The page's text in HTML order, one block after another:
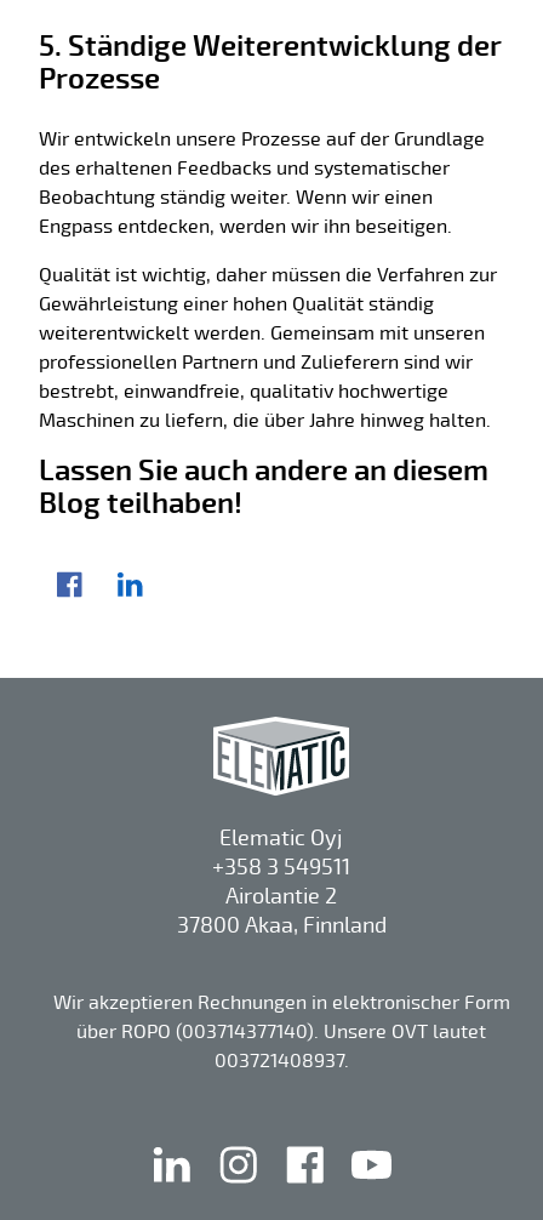
5. Ständige Weiterentwicklung der
Prozesse
Wir entwickeln unsere Prozesse auf der Grundlage
des erhaltenen Feedbacks und systematischer
Beobachtung ständig weiter. Wenn wir einen
Engpass entdecken, werden wir ihn beseitigen.
Qualität ist wichtig, daher müssen die Verfahren zur
Gewährleistung einer hohen Qualität ständig
weiterentwickelt werden. Gemeinsam mit unseren
professionellen Partnern und Zulieferern sind wir
bestrebt, einwandfreie, qualitativ hochwertige
Maschinen zu liefern, die über Jahre hinweg halten.
Lassen Sie auch andere an diesem
Blog teilhaben!
Artikel teilen
FacebookLinkedIn
Elematic Oyj
+358 3 549511
Airolantie 2
37800 Akaa, Finnland
Wir akzeptieren Rechnungen in elektronischer Form
über ROPO (003714377140). Unsere OVT lautet
003721408937.
linkedin instagramfacebook